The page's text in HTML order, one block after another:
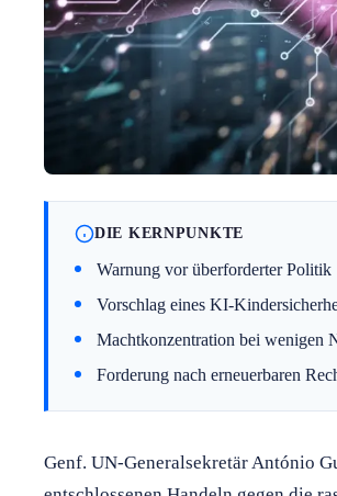
DIE KERNPUNKTE
Warnung vor überforderter Politik
Vorschlag eines KI-
Machtkonzentration bei wenigen
Forderung nach erneuerbaren
Genf. UN-Generalsekretär António